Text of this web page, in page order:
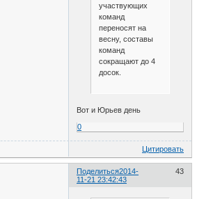
участвующих
команд
переносят на
весну, составы
команд
сокращают до 4
досок.
Вот и Юрьев день
0
Цитировать
Поделиться 43
2014-
11-21 23:42:43